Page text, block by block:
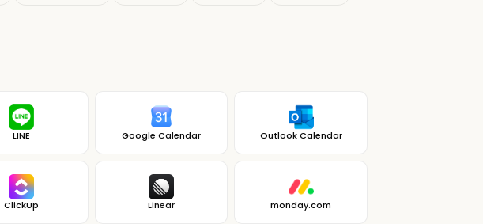
LINE Google Calendar Outlook Calendar
ClickUp Linear monday.com